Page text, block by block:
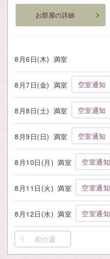
お部屋の詳細
8月6日(木) 満室
8月7日(金) 満室 空室通知
8月8日(土) 満室 空室通知
8月9日(日) 満室 空室通知
8月10日(月) 満室 空室通知
8月11日(火) 満室 空室通知
8月12日(水) 満室 空室通知
前の週